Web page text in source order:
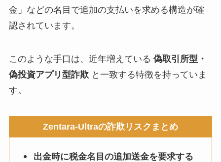
金」などの名目で追加の支払いを求める構造が確
認されています。
このような手口は、近年増えている 偽取引所型・
偽投資アプリ型詐欺と一致する特徴を持っていま
す。
Zentara-Ultraの詐欺リスクまとめ
出金時に税金名目の追加送金を要求する